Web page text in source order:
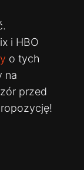
i HBO
o tych
na
przed